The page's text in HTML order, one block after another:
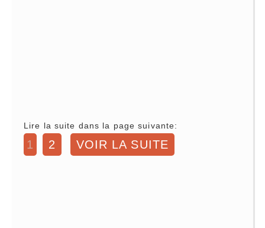
Lire la suite dans la page suivante:
1 2 VOIR LA SUITE